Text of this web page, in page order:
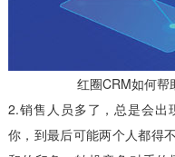
红圈CRM如何帮
2.销售人员多了，总是会出
你，到最后可能两个人都得